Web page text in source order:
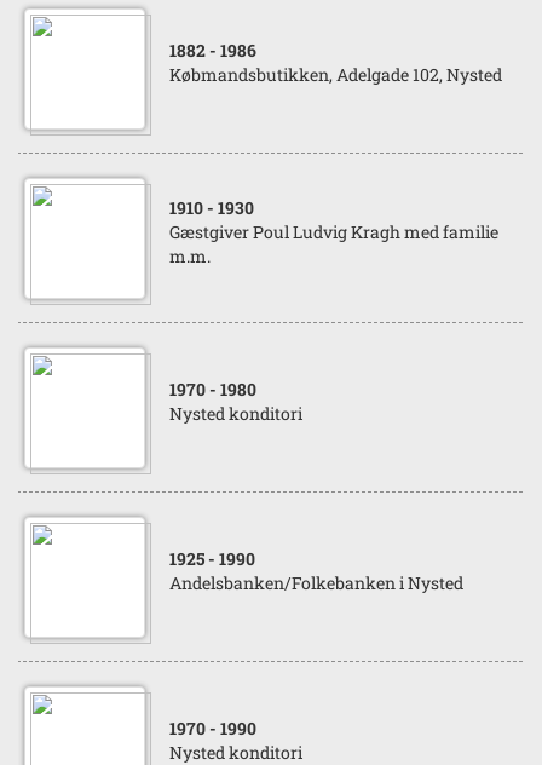
1882 - 1986
Købmandsbutikken, Adelgade 102, Nysted
1910 - 1930
Gæstgiver Poul Ludvig Kragh med familie
m.m.
1970 - 1980
Nysted konditori
1925 - 1990
Andelsbanken/Folkebanken i Nysted
1970 - 1990
Nysted konditori